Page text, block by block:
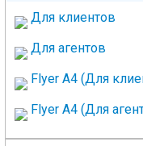
Для клиентов
Для агентов
Flyer A4 (Для
Flyer A4 (Для